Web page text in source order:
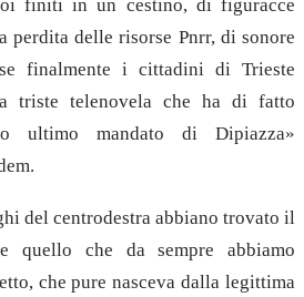
finiti in un cestino, di figuracce
perdita delle risorse Pnrr, di sonore
finalmente i cittadini di Trieste
triste telenovela che ha di fatto
ultimo mandato di Dipiazza»
del centrodestra abbiano trovato il
quello che da sempre abbiamo
che pure nasceva dalla legittima